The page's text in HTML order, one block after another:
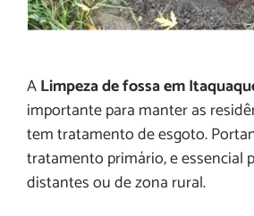
ALimpeza de fossa em
importante para manter as
tem tratamento de esgoto.
tratamento primário, e essencial
distantes ou de zona rural.